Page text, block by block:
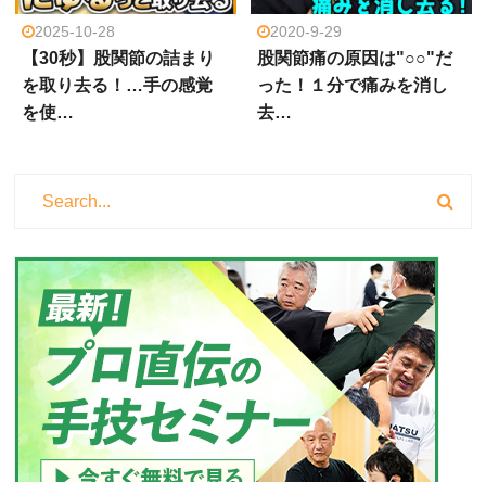
2025-10-28
【30秒】股関節の詰まり
を取り去る！…手の感覚
を使…
2020-9-29
股関節痛の原因は"○○"だ
った！１分で痛みを消し
去…